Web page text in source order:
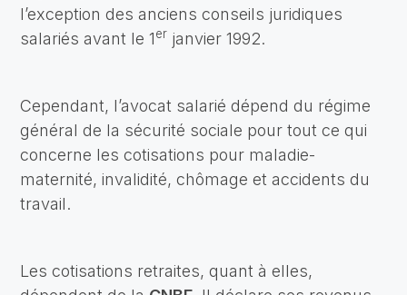
l’exception des anciens conseils juridiques
salariés avant le 1er janvier 1992.
Cependant, l’avocat salarié dépend du régime
général de la sécurité sociale pour tout ce qui
concerne les cotisations pour maladie-
maternité, invalidité, chômage et accidents du
travail.
Les cotisations retraites, quant à elles,